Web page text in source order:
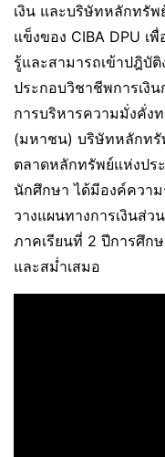
เงิน และบริษัทหลักทรั
แข็งของ CIBA DPU เ
รู้และสามารถเข้าปฎิบั
ประกอบวิชาชีพการเงิ
การบริหารความมั่งคั่ง
(มหาชน) บริษัทหลักทรั
ตลาดหลักทรัพย์แห่งปร
นักศึกษา ได้มีองค์ความ
วางแผนทางการเงินส่
ภาคเรียนที่ 2 ปีการศึก
และสม่ำเสมอ